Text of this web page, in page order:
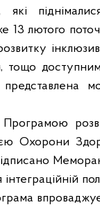
13 лютого
тощо
Програмою
Охорони